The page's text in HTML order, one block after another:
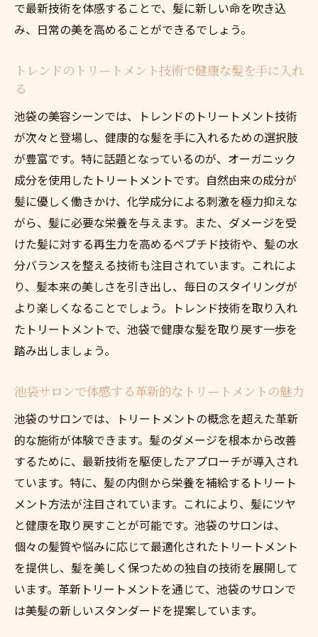
で最新技術を体感することで、髪に新しい命を吹き込
み、日常の美を高めることができるでしょう。
トレンドのトリートメント技術で健康な髪を手に入れ
る
池袋の美容シーンでは、トレンドのトリートメント技術
が次々と登場し、健康的な髪を手に入れるための選択肢
が豊富です。特に話題となっているのが、オーガニック
成分を使用したトリートメントです。自然由来の成分が
髪に優しく働きかけ、化学成分による刺激を極力抑えな
がら、髪に必要な栄養を与えます。また、ダメージを受
けた髪に対する再生力を高めるペプチド技術や、髪の水
分バランスを整える技術も注目されています。これによ
り、髪本来の美しさを引き出し、毎日のスタイリングが
より楽しくなることでしょう。トレンド技術を取り入れ
たトリートメントで、池袋で健康な髪を取り戻す一歩を
踏み出しましょう。
池袋サロンで体感する革新的なトリートメントの魅力
池袋のサロンでは、トリートメントの概念を超えた革新
的な施術が体験できます。髪のダメージを根本から改善
するために、最新技術を駆使したアプローチが導入され
ています。特に、髪の内側から栄養を補給するトリート
メント方法が注目されています。これにより、髪にツヤ
と健康を取り戻すことが可能です。池袋のサロンは、
個々の髪質や悩みに応じて最適化されたトリートメント
を提供し、髪を美しく保つための独自の技術を展開して
います。革新トリートメントを通じて、池袋のサロンで
は美髪の新しいスタンダードを提案しています。